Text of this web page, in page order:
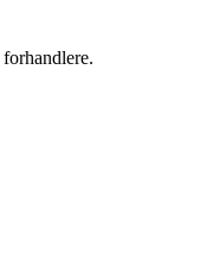
forhandlere.